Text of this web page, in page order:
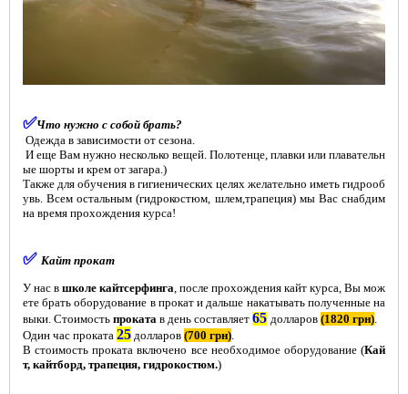
✅Что нужно с собой брать?
Одежда в зависимости от сезона.
И еще Вам нужно несколько вещей. Полотенце, плавки или плавательн
ые шорты и крем от загара.)
Также для обучения в гигиенических целях желательно иметь гидрооб
увь.Всем остальным (гидрокостюм, шлем,трапеция) мы Вас снабдим
на время прохождения курса!
✅ Кайт прокат
У нас в школе кайтсерфинга , после прохождения кайт курса, Вы мож
ете брать оборудование в прокат и дальше накатывать полученные на
выки. Стоимость проката в день составляет 65 долларов (1820 грн)
Один час проката 25 долларов (700 грн)
В стоимость проката включено все необходимое оборудование (Кай
т, кайтборд, трапеция, гидрокостюм.)